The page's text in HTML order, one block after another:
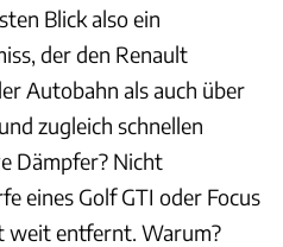
Blick also ein
der den Renault
Autobahn als auch über
zugleich schnellen
Dämpfer? Nicht
eines Golf GTI oder Focus
weit entfernt. Warum?